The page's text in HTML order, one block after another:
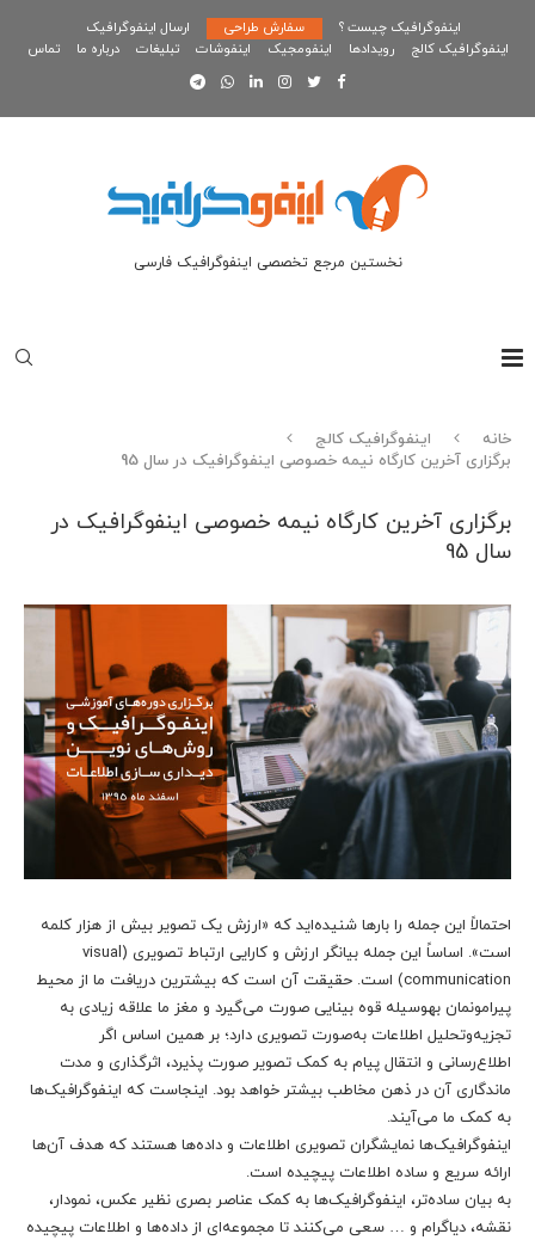
اینفوگرافیک چیست ؟ سفارش طراحی
ارسال اینفوگرافیک
اینفوگرافیک کالج
رویدادها اینفومجیک اینفوشات تبلیغات درباره ما تماس
نخستین مرجع تخصصی اینفوگرافیک فارسی
خانه
اینفوگرافیک کالج
برگزاری آخرین کارگاه نیمه خصوصی اینفوگرافیک در سال 95
برگزاری آخرین کارگاه نیمه خصوصی اینفوگرافیک در
سال 95
احتمالاً این جمله را بارها شنیده‌اید که «ارزش یک تصویر بیش از هزار کلمه
است». اساساً این جمله بیانگر ارزش و کارایی ارتباط تصویری (visual
communication) است. حقیقت آن است که بیشترین دریافت ما از محیط
پیرامونمان به‎وسیله قوه بینایی صورت می‌گیرد و مغز ما علاقه زیادی به
تجزیه‌وتحلیل اطلاعات به‌صورت تصویری دارد؛ بر همین اساس اگر
اطلاع‌رسانی و انتقال پیام به کمک تصویر صورت پذیرد، اثرگذاری و مدت
ماندگاری آن در ذهن مخاطب بیشتر خواهد بود. اینجاست که اینفوگرافیک‌ها
به کمک ما می‌آیند.
اینفوگرافیک‌ها نمایشگران تصویری اطلاعات و داده‌ها هستند که هدف آن‌ها
ارائه سریع و ساده اطلاعات پیچیده است.
به بیان ساده‌تر، اینفوگرافیک‌ها به کمک عناصر بصری نظیر عکس، نمودار،
نقشه، دیاگرام و … سعی می‌کنند تا مجموعه‌ای از داده‌ها و اطلاعات پیچیده